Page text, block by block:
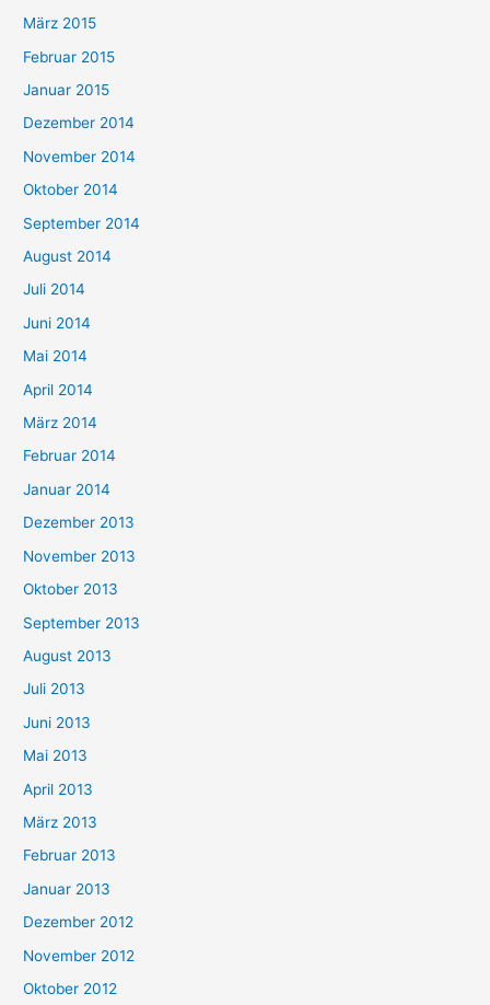
März 2015
Februar 2015
Januar 2015
Dezember 2014
November 2014
Oktober 2014
September 2014
August 2014
Juli 2014
Juni 2014
Mai 2014
April 2014
März 2014
Februar 2014
Januar 2014
Dezember 2013
November 2013
Oktober 2013
September 2013
August 2013
Juli 2013
Juni 2013
Mai 2013
April 2013
März 2013
Februar 2013
Januar 2013
Dezember 2012
November 2012
Oktober 2012